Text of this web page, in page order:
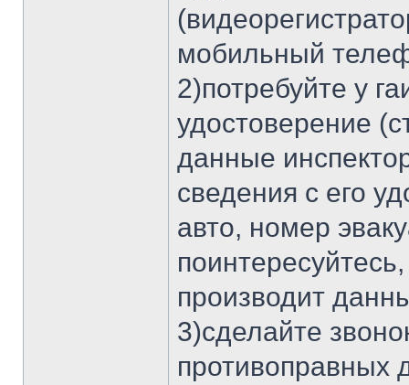
мобильный
2)потребуйте у
удостоверение
данные
сведения с его
авто, номер
производит
3)сделайте
противоправных